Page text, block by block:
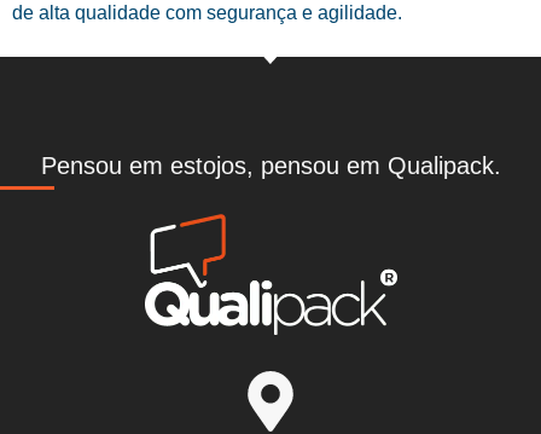
de alta qualidade com segurança e agilidade.
Pensou em estojos, pensou em Qualipack.